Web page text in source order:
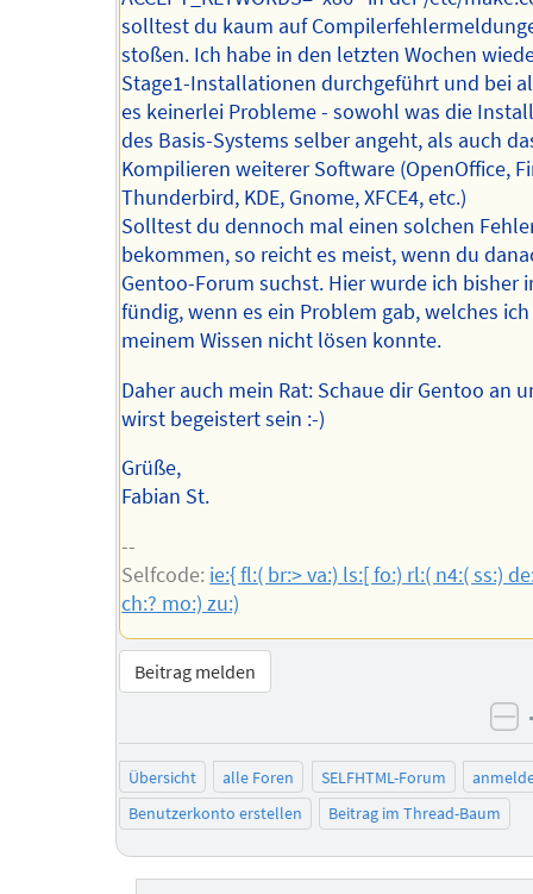
solltest du kaum auf
stoßen. Ich habe in den letzten Wochen
Stage1-Installationen durchgeführt und bei
es keinerlei Probleme - sowohl was die
des Basis-Systems selber angeht, als auch
Kompilieren weiterer Software (OpenOffice,
Thunderbird, KDE, Gnome, XFCE4, etc.)
Solltest du dennoch mal einen solchen
bekommen, so reicht es meist, wenn du
Gentoo-Forum suchst. Hier wurde ich bisher
fündig, wenn es ein Problem gab, welches
meinem Wissen nicht lösen konnte.
Daher auch mein Rat: Schaue dir Gentoo an
wirst begeistert sein :-)
Grüße,
Fabian St.
--
Selfcode: ie:{ fl:( br:> va:) ls:[ fo:) rl:( n4:( ss:)
ch:? mo:) zu:)
Beitrag melden
Übersicht alle Foren SELFHTML-Forum
Benutzerkonto erstellen
Beitrag im Thread-Baum